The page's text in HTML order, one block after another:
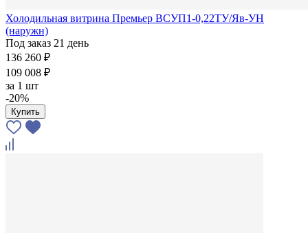
Холодильная витрина Премьер ВСУП1-0,22ТУ/Яв-УН
(наружн)
Под заказ 21 день
136 260 ₽
109 008 ₽
за 1 шт
-20%
Купить